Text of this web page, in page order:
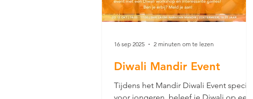
Diwali Mandir Event
Tijdens het Mandir Diwali Event speciaal
voor jongeren, beleef je Diwali op een
16 sep 2025 2 minuten om te lezen